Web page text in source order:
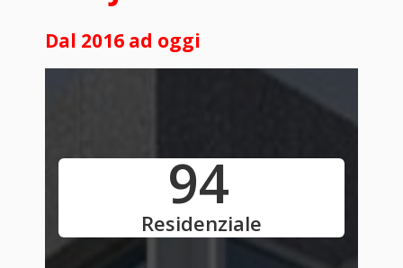
Dal 2016 ad oggi
118
Residenziale